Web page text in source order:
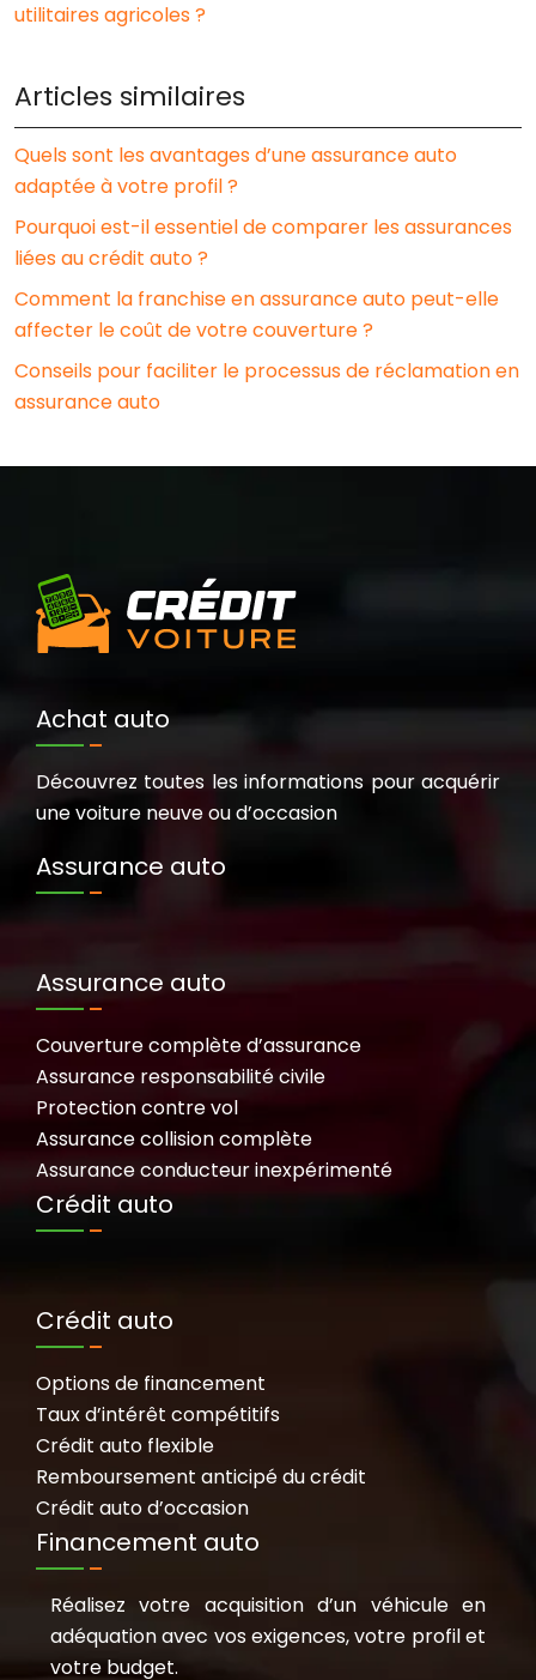
utilitaires agricoles ?
Articles similaires
Quels sont les avantages d’une assurance auto
adaptée à votre profil ?
Pourquoi est-il essentiel de comparer les assurances
liées au crédit auto ?
Comment la franchise en assurance auto peut-elle
affecter le coût de votre couverture ?
Conseils pour faciliter le processus de réclamation en
assurance auto
Achat auto
Découvrez toutes les informations pour acquérir
une voiture neuve ou d’occasion
Assurance auto
Assurance auto
Couverture complète d’assurance
Assurance responsabilité civile
Protection contre vol
Assurance collision complète
Assurance conducteur inexpérimenté
Crédit auto
Crédit auto
Options de financement
Taux d’intérêt compétitifs
Crédit auto flexible
Remboursement anticipé du crédit
Crédit auto d’occasion
Financement auto
Réalisez votre acquisition d’un véhicule en
adéquation avec vos exigences, votre profil et
votre budget.